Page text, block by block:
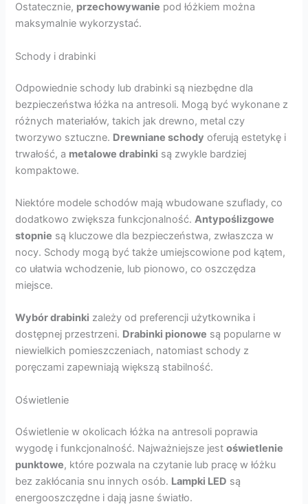
Ostatecznie, przechowywanie pod łóżkiem można
maksymalnie wykorzystać.
Schody i drabinki
Odpowiednie schody lub drabinki są niezbędne dla
bezpieczeństwa łóżka na antresoli. Mogą być wykonane z
różnych materiałów, takich jak drewno, metal czy
tworzywo sztuczne. Drewniane schody oferują estetykę i
trwałość, a metalowe drabinki są zwykle bardziej
kompaktowe.
Niektóre modele schodów mają wbudowane szuflady, co
dodatkowo zwiększa funkcjonalność.Antypoślizgowe
stopnie są kluczowe dla bezpieczeństwa, zwłaszcza w
nocy. Schody mogą być także umiejscowione pod kątem,
co ułatwia wchodzenie, lub pionowo, co oszczędza
miejsce.
Wybór drabinki zależy od preferencji użytkownika i
dostępnej przestrzeni. Drabinki pionowe są popularne w
niewielkich pomieszczeniach, natomiast schody z
poręczami zapewniają większą stabilność.
Oświetlenie
Oświetlenie w okolicach łóżka na antresoli poprawia
wygodę i funkcjonalność. Najważniejsze jestoświetlenie
punktowe, które pozwala na czytanie lub pracę w łóżku
bez zakłócania snu innych osób. Lampki LED są
energooszczędne i dają jasne światło.